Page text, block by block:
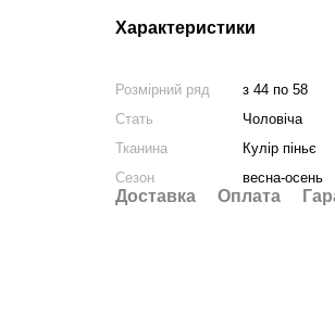
Характеристики
Розмірний ряд
з 44 по 58
Стать
Чоловіча
Тканина
Кулір піньє
Сезон
весна-осень
Доставка Оплата